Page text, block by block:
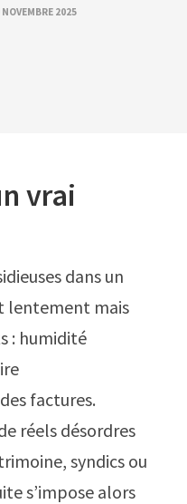
NOVEMBRE 2025
vrai
dans un
lentement mais
: humidité
factures.
réels désordres
syndics ou
s’impose alors